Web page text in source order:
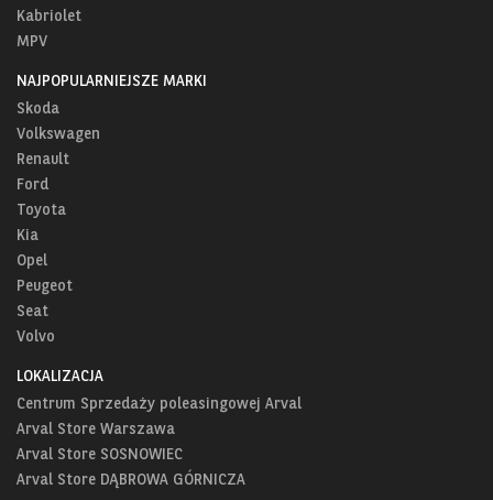
Kabriolet
MPV
NAJPOPULARNIEJSZE MARKI
Skoda
Volkswagen
Renault
Ford
Toyota
Kia
Opel
Peugeot
Seat
Volvo
LOKALIZACJA
Centrum Sprzedaży poleasingowej Arval
Arval Store Warszawa
Arval Store SOSNOWIEC
Arval Store DĄBROWA GÓRNICZA